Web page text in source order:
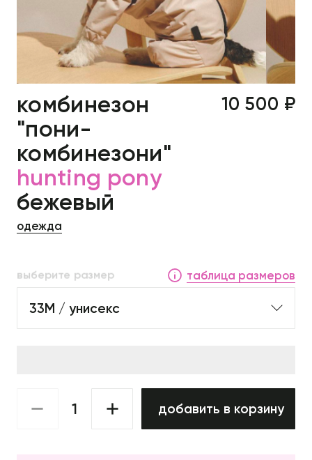
комбинезон
"пони-
комбинезони"
hunting pony
бежевый
одежда
10 500 ₽
выберите размер
33М / унисекс
таблица размеров
добавить в корзину